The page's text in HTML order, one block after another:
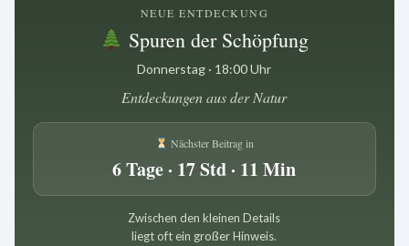
NEUE ENTDECKUNG
Spuren der Schöpfung
Donnerstag · 18:00 Uhr
Entdeckungen aus der Natur
Nächster Beitrag in
6 Tage · 17 Std · 11 Min
Zwischen den kleinen Details
liegt oft ein großer Hinweis.